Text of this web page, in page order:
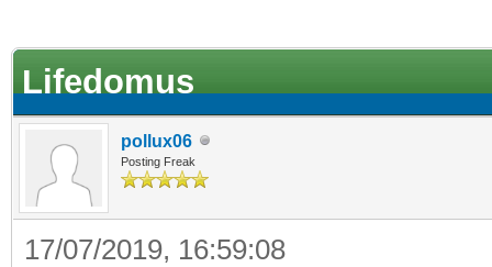
Lifedomus
pollux06
Posting Freak
17/07/2019, 16:59:08